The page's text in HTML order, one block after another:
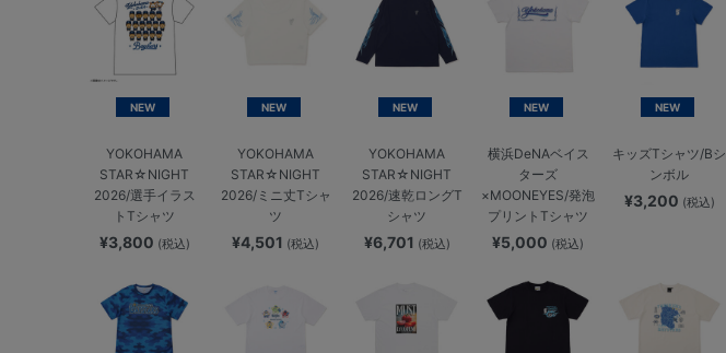
NEW
YOKOHAMA
STAR☆NIGHT
2026/選手イラス
トTシャツ
¥3,800 (税込)
NEW
YOKOHAMA
STAR☆NIGHT
2026/ミニ丈Tシャ
ツ
¥4,501 (税込)
NEW
YOKOHAMA
STAR☆NIGHT
2026/速乾ロングT
シャツ
¥6,701 (税込)
NEW
横浜DeNAベイス
ターズ
×MOONEYES/発泡
プリントTシャツ
¥5,000 (税込)
NEW
キッズTシャツ/Bシ
ンボル
¥3,200 (税込)